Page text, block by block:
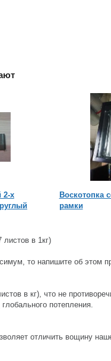
2-х
Воскотопка
рамки
в 1кг)
то напишите об этом
в кг), что не
потепления.
отличить вощину